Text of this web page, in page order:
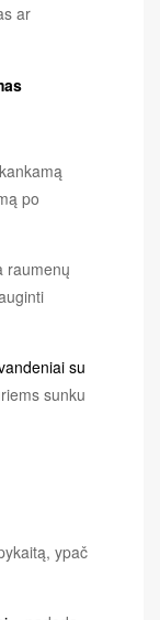
ar
po
raumenų
su
sunku
ypač